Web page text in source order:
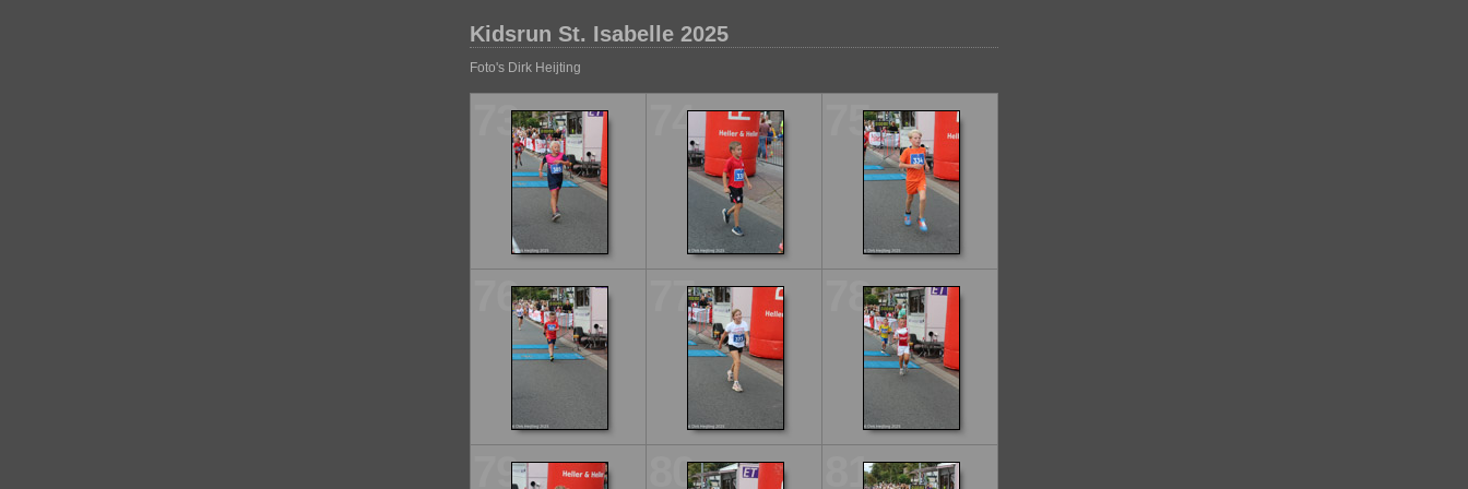
Kidsrun St. Isabelle 2025
Foto's Dirk Heijting
73 74 75
76 77 78
79 80 81